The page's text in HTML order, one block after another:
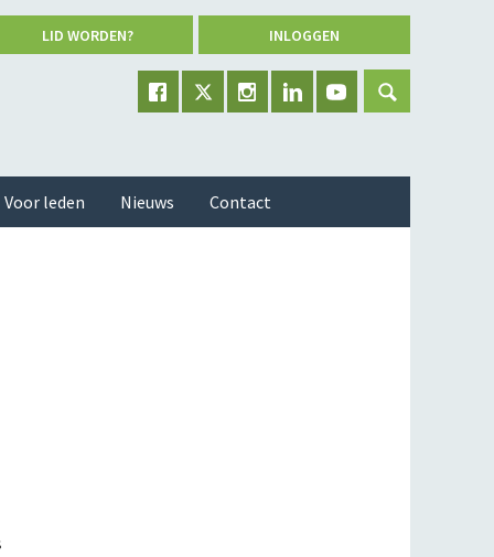
LID WORDEN? INLOGGEN
Voor leden Nieuws Contact